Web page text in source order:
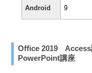
Android 9
Office 2019 Access
PowerPoint講座